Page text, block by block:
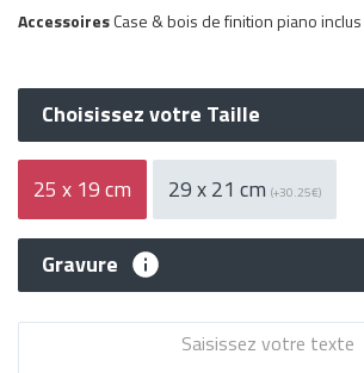
AccessoiresCase & bois de finition piano inclus
Choisissez votre Taille
25 x 19 cm 29 x 21 cm (+30.25€)
Gravure